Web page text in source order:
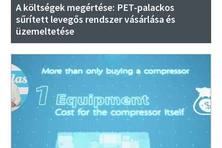
A költségek megértése: PET-palackos
sűrített levegős rendszer vásárlása és
üzemeltetése